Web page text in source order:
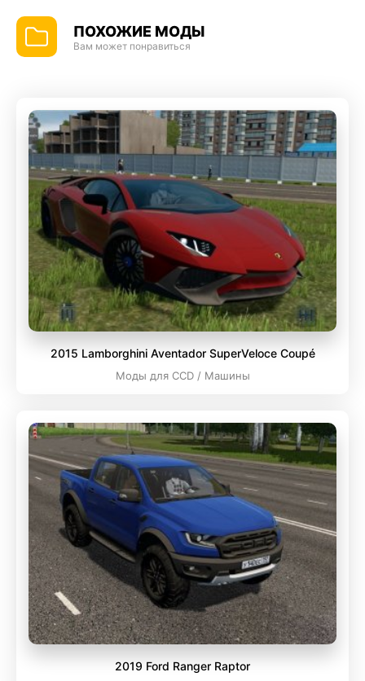
ПОХОЖИЕ МОДЫ
Вам может понравиться
2015 Lamborghini Aventador SuperVeloce Coupé
Моды для CCD / Машины
2019 Ford Ranger Raptor